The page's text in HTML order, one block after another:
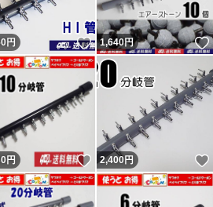
全て不当評価（イタズラ・八つ当
は画像6と7と下記を参照くださ
価してきた者が現れましたがエ
汚い（箱を開けるとジップ袋が
いてストーンの砂とゴミが出てき
に落下など粗い扱いされればスト
。輸送事故（破損）であれば輸送
！
円 いいね！
1,640円
！
円 いいね！
2,400円